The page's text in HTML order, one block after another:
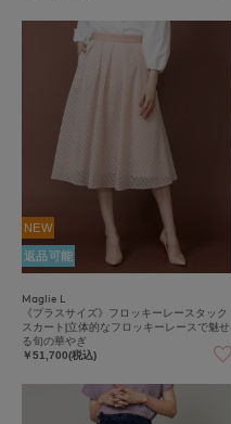
NEW
返品可能
Maglie L
《プラスサイズ》フロッキーレースタック
スカート|立体的なフロッキーレースで魅せ
る旬の華やぎ
￥51,700(税込)